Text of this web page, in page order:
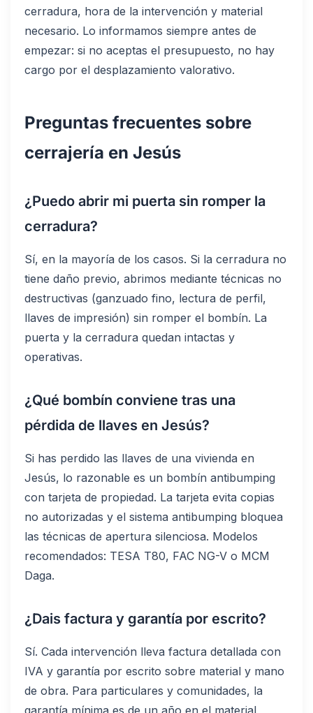
cerradura, hora de la intervención y material
necesario. Lo informamos siempre antes de
empezar: si no aceptas el presupuesto, no hay
cargo por el desplazamiento valorativo.
Preguntas frecuentes sobre
cerrajería en Jesús
¿Puedo abrir mi puerta sin romper la
cerradura?
Sí, en la mayoría de los casos. Si la cerradura no
tiene daño previo, abrimos mediante técnicas no
destructivas (ganzuado fino, lectura de perfil,
llaves de impresión) sin romper el bombín. La
puerta y la cerradura quedan intactas y
operativas.
¿Qué bombín conviene tras una
pérdida de llaves en Jesús?
Si has perdido las llaves de una vivienda en
Jesús, lo razonable es un bombín antibumping
con tarjeta de propiedad. La tarjeta evita copias
no autorizadas y el sistema antibumping bloquea
las técnicas de apertura silenciosa. Modelos
recomendados: TESA T80, FAC NG-V o MCM
Daga.
¿Dais factura y garantía por escrito?
Sí. Cada intervención lleva factura detallada con
IVA y garantía por escrito sobre material y mano
de obra. Para particulares y comunidades, la
garantía mínima es de un año en el material